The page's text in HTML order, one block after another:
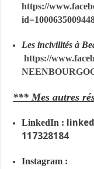
https://
Les incivilités à
https://
*** Mes autres
LinkedIn :
117328184
Instagram :